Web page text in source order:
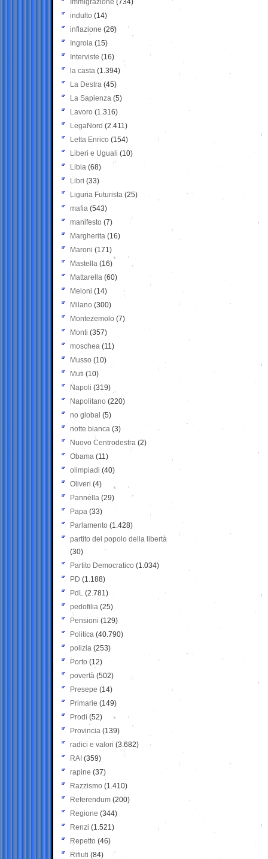
Immigrazione (734)
indulto (14)
inflazione (26)
Ingroia (15)
Interviste (16)
la casta (1.394)
La Destra (45)
La Sapienza (5)
Lavoro (1.316)
LegaNord (2.411)
Letta Enrico (154)
Liberi e Uguali (10)
Libia (68)
Libri (33)
Liguria Futurista (25)
mafia (543)
manifesto (7)
Margherita (16)
Maroni (171)
Mastella (16)
Mattarella (60)
Meloni (14)
Milano (300)
Montezemolo (7)
Monti (357)
moschea (11)
Musso (10)
Muti (10)
Napoli (319)
Napolitano (220)
no global (5)
notte bianca (3)
Nuovo Centrodestra (2)
Obama (11)
olimpiadi (40)
Oliveri (4)
Pannella (29)
Papa (33)
Parlamento (1.428)
partito del popolo della libertà
(30)
Partito Democratico (1.034)
PD (1.188)
PdL (2.781)
pedofilia (25)
Pensioni (129)
Politica (40.790)
polizia (253)
Porto (12)
povertà (502)
Presepe (14)
Primarie (149)
Prodi (52)
Provincia (139)
radici e valori (3.682)
RAI (359)
rapine (37)
Razzismo (1.410)
Referendum (200)
Regione (344)
Renzi (1.521)
Repetto (46)
Rifiuti (84)